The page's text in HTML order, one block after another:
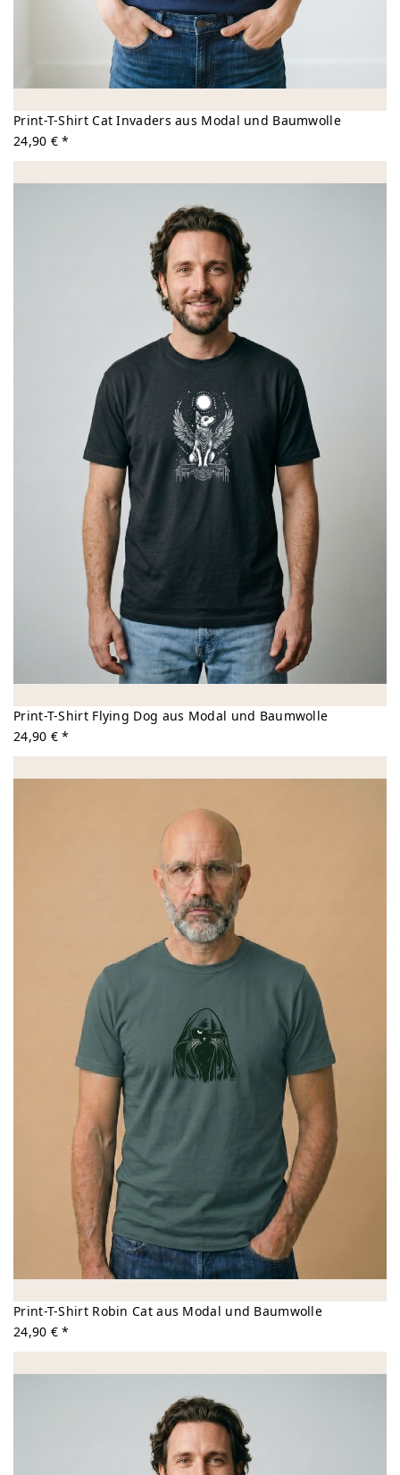
Print-T-Shirt Cat Invaders aus Modal und Baumwolle
24,90 € *
Print-T-Shirt Flying Dog aus Modal und Baumwolle
24,90 € *
Print-T-Shirt Robin Cat aus Modal und Baumwolle
24,90 € *